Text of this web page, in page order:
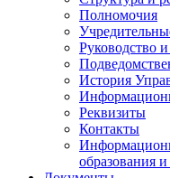
Полномочия
Руководство
История
Реквизиты
Контакты
образования